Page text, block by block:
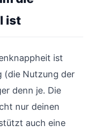
ist
ist
(die Nutzung der
denn je. Die
nur deinen
auch eine